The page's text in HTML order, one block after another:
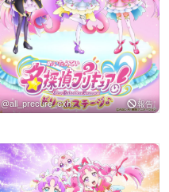
@all_precure_exh 報告